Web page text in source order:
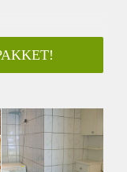
Eigenaar
Eigenaar